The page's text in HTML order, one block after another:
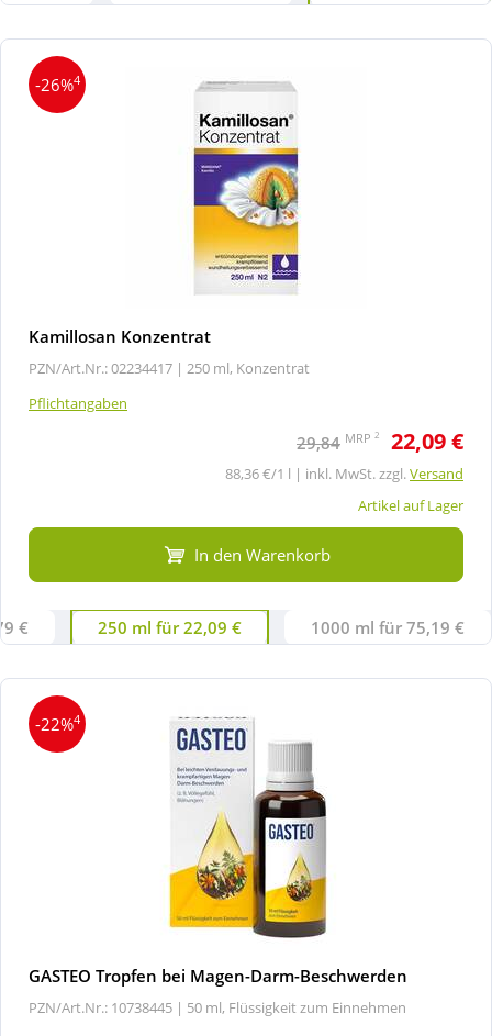
-26%4
Kamillosan Konzentrat
PZN/Art.Nr.: 02234417 | 250 ml, Konzentrat
Pflichtangaben
29,84 MRP 2 22,09 €
88,36 €/1 l | inkl. MwSt. zzgl.Versand
Artikel auf Lager
In den Warenkorb
€ 250 ml für 22,09 € 1000 ml für 75,19 €
-22%4
GASTEO Tropfen bei Magen-Darm-Beschwerden
PZN/Art.Nr.: 10738445 | 50 ml, Flüssigkeit zum Einnehmen